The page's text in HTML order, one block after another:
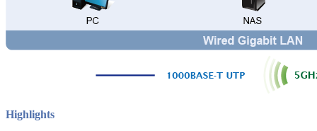
Highlights